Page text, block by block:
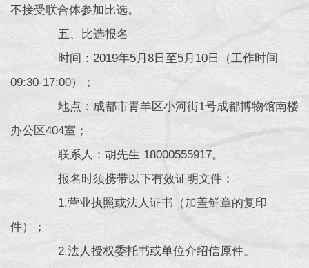
不接受联合体参加比选。
五、比选报名
时间：2019年5月8日至5月10日（工作时间
09:30-17:00）；
地点：成都市青羊区小河街1号成都博物馆南楼
办公区404室；
联系人：胡先生 18000555917。
报名时须携带以下有效证明文件：
1.营业执照或法人证书（加盖鲜章的复印
件）；
2.法人授权委托书或单位介绍信原件。